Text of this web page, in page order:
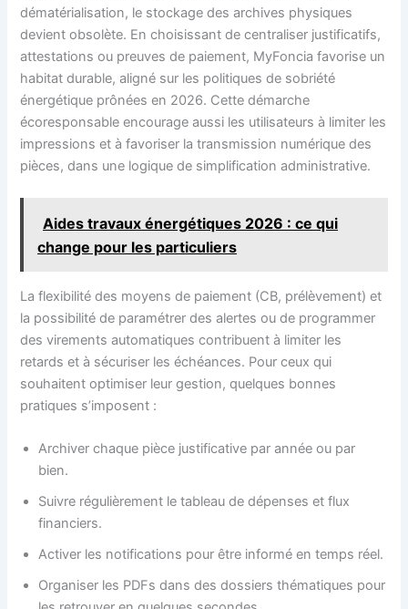
dématérialisation, le stockage des archives physiques
devient obsolète. En choisissant de centraliser justificatifs,
attestations ou preuves de paiement, MyFoncia favorise un
habitat durable, aligné sur les politiques de sobriété
énergétique prônées en 2026. Cette démarche
écoresponsable encourage aussi les utilisateurs à limiter les
impressions et à favoriser la transmission numérique des
pièces, dans une logique de simplification administrative.
Aides travaux énergétiques 2026 : ce qui
change pour les particuliers
La flexibilité des moyens de paiement (CB, prélèvement) et
la possibilité de paramétrer des alertes ou de programmer
des virements automatiques contribuent à limiter les
retards et à sécuriser les échéances. Pour ceux qui
souhaitent optimiser leur gestion, quelques bonnes
pratiques s’imposent :
Archiver chaque pièce justificative par année ou par
bien.
Suivre régulièrement le tableau de dépenses et flux
financiers.
Activer les notifications pour être informé en temps réel.
Organiser les PDFs dans des dossiers thématiques pour